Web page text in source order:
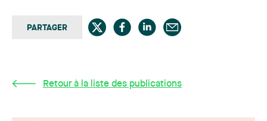
PARTAGER
Retour à la liste des publications